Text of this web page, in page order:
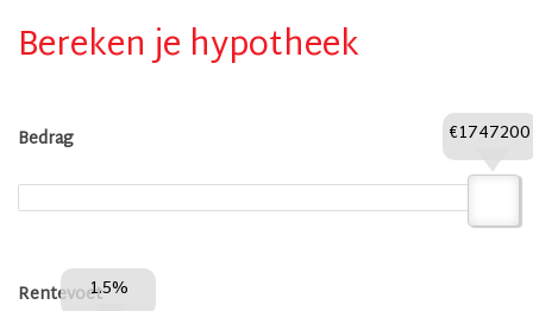
Bereken je hypotheek
Bedrag €1747200
Rentevoet1.5%